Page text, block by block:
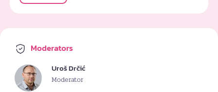
Moderators
Uroš Drčić
Moderator